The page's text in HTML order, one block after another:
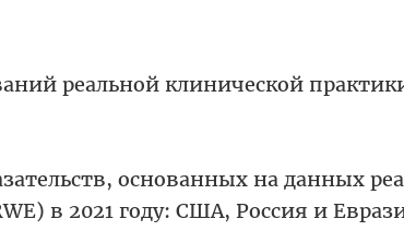
реальной клинической
основанных на данных
в 2021 году: США, Россия и